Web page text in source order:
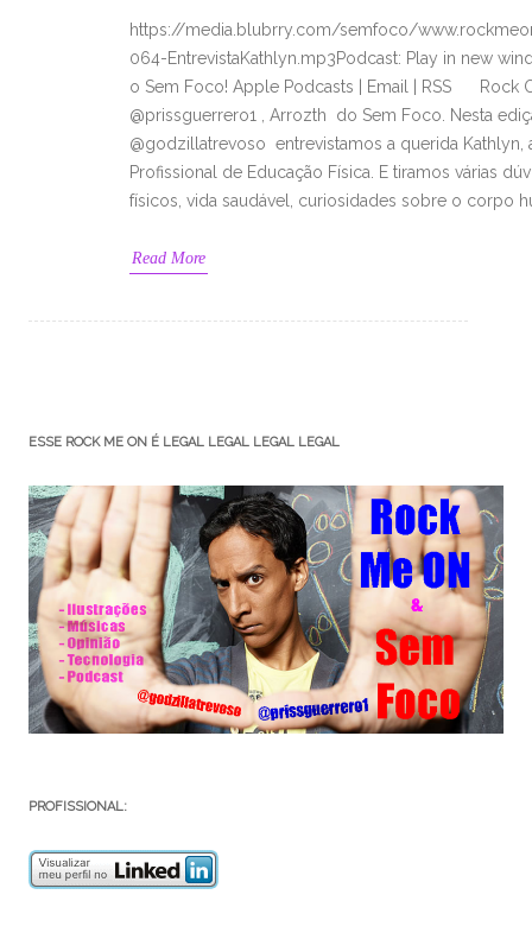
https://media.blubrry.com/semfoco/
064-EntrevistaKathlyn.mp3Podcast: Play in new
o Sem Foco! Apple Podcasts | Email | RSS Rock
@prissguerrero1 , Arrozth do Sem Foco. Nesta
@godzillatrevoso entrevistamos a querida Kathlyn,
Profissional de Educação Física. E tiramos várias
físicos, vida saudável, curiosidades sobre o corpo
Read More
ESSE ROCK ME ON É LEGAL LEGAL LEGAL LEGAL
PROFISSIONAL: